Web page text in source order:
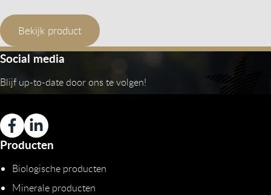
Bekijk product
Social media
Blijf up-to-date door ons te volgen!
Producten
Biologische producten
Minerale producten